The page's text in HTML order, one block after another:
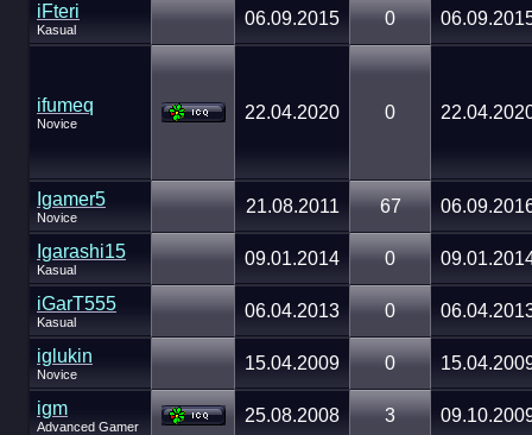
iFteri
Kasual
06.09.2015 0
ifumeq
Novice
22.04.2020 0
Igamer5
Novice
21.08.2011 67
Igarashi15
Kasual
09.01.2014 0
iGarT555
Kasual
06.04.2013 0
iglukin
Novice
15.04.2009 0
igm
Advanced Gamer
25.08.2008 3